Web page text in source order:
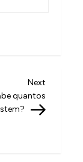
Next
Post
Next
quantos